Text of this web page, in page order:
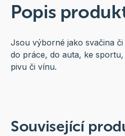
Popis
Jsou výborné jako svačina
do práce, do auta, ke
pivu či vínu.
Související